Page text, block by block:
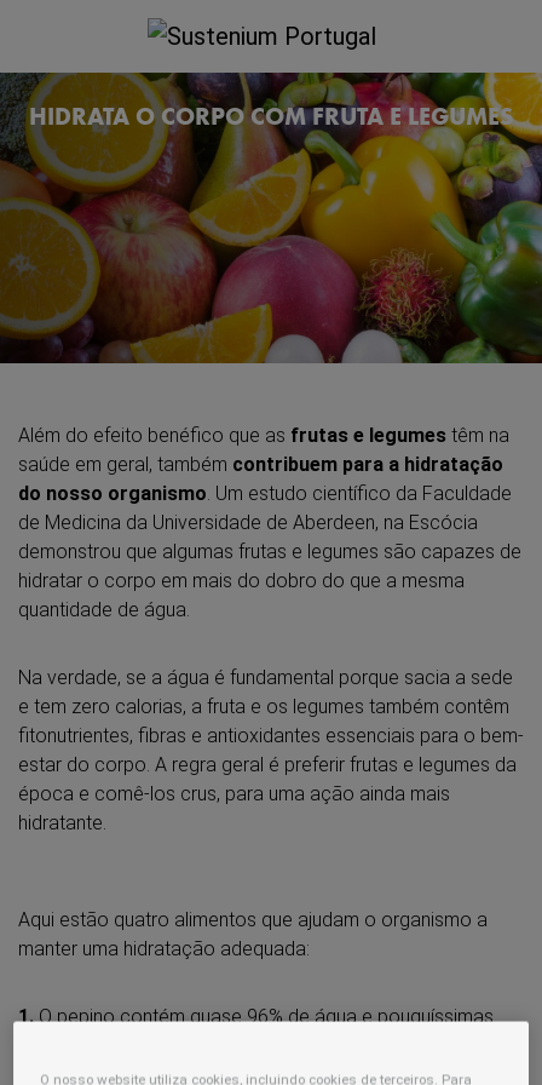
HIDRATA O CORPO COM FRUTA E LEGUMES
Além do efeito benéfico que as frutas e legumes têm na
saúde em geral, também contribuem para a hidratação
do nosso organismo. Um estudo científico da Faculdade
de Medicina da Universidade de Aberdeen, na Escócia
demonstrou que algumas frutas e legumes são capazes de
hidratar o corpo em mais do dobro do que a mesma
quantidade de água.
Na verdade, se a água é fundamental porque sacia a sede
e tem zero calorias, a fruta e os legumes também contêm
fitonutrientes, fibras e antioxidantes essenciais para o bem-
estar do corpo. A regra geral é preferir frutas e legumes da
época e comê-los crus, para uma ação ainda mais
hidratante.
Aqui estão quatro alimentos que ajudam o organismo a
manter uma hidratação adequada:
1.O pepino contém quase 96% de água e pouquíssimas
é rica em enzimas e fibras.
O nosso website utiliza cookies, incluindo cookies de terceiros. Para